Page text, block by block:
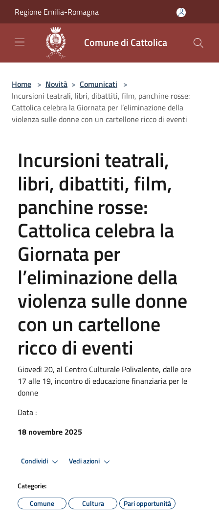
Regione Emilia-Romagna
Comune di Cattolica
Home > Novità > Comunicati >
Incursioni teatrali, libri, dibattiti, film, panchine rosse:
Cattolica celebra la Giornata per l’eliminazione della
violenza sulle donne con un cartellone ricco di eventi
Incursioni teatrali,
libri, dibattiti, film,
panchine rosse:
Cattolica celebra la
Giornata per
l’eliminazione della
violenza sulle donne
con un cartellone
ricco di eventi
Giovedì 20, al Centro Culturale Polivalente, dalle ore
17 alle 19, incontro di educazione finanziaria per le
donne
Data :
18 novembre 2025
Condividi Vedi azioni
Categorie:
Comune
Cultura Pari opportunità